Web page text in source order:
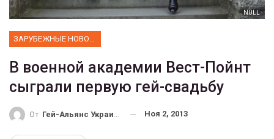
NULL
ЗАРУБЕЖНЫЕ НОВОСТИ
В военной академии Вест-Пойнт
сыграли первую гей-свадьбу
От Гей-Альянс Украина Ноя 2, 2013